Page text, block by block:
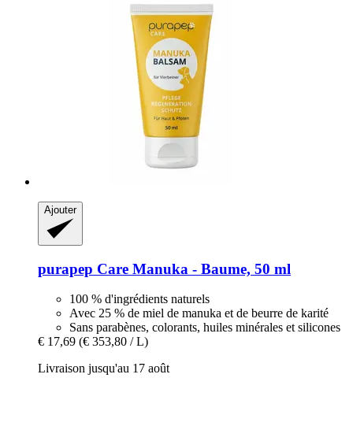
Ajouter
purapep Care Manuka -​ Baume, 50 ml
100 % d'ingrédients naturels
Avec 25 % de miel de manuka et de beurre de karité
Sans parabènes, colorants, huiles minérales et silicones
€ 17,69 (€ 353,80 / L)
Livraison jusqu'au 17 août